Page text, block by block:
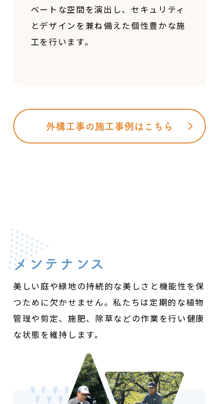
ベートな空間を演出し、セキュリティ
とデザインを兼ね備えた個性豊かな施
工を行います。
外構工事の施工事例はこちら
メンテナンス
美しい庭や緑地の持続的な美しさと機能性を保
つために欠かせません。私たちは定期的な植物
管理や剪定、施肥、除草などの作業を行い 健康
な状態を維持します。